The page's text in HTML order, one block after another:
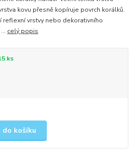
kovu přesně kopíruje povrch korálků.
vrstvy nebo dekorativního
celý popis
ks
do košíku